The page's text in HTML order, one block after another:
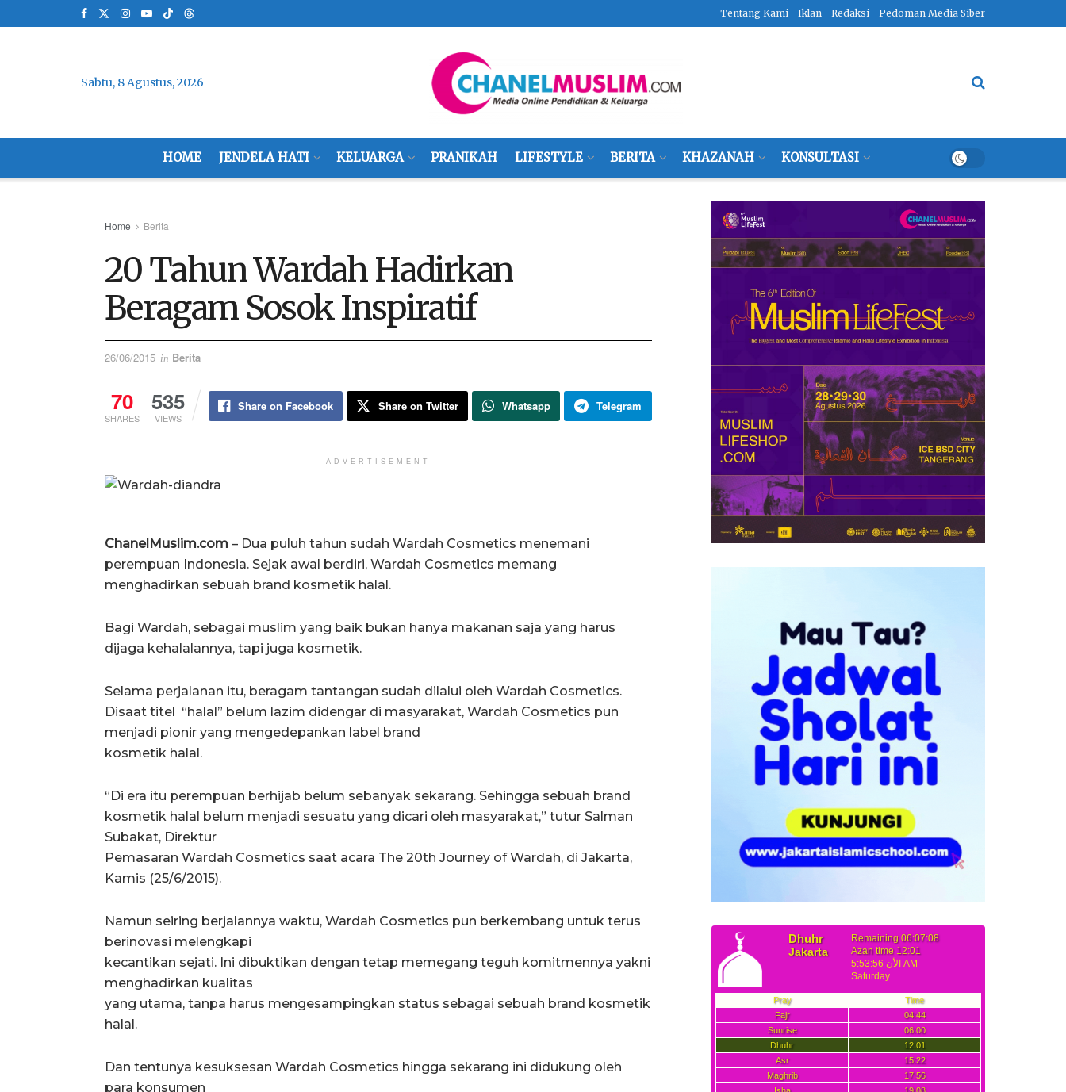
Tentang Kami Iklan Redaksi Pedoman Media Siber
Sabtu, 8 Agustus, 2026
HOME JENDELA HATI KELUARGA PRANIKAH LIFESTYLE BERITA KHAZANAH KONSULTASI
Home Berita
20 Tahun Wardah Hadirkan
Beragam Sosok Inspiratif
26/06/2015 in Berita
70
SHARES
535
VIEWS
Share on Facebook Share on Twitter Whatsapp Telegram
ADVERTISEMENT
ChanelMuslim.com – Dua puluh tahun sudah Wardah Cosmetics menemani
perempuan Indonesia. Sejak awal berdiri, Wardah Cosmetics memang
menghadirkan sebuah brand kosmetik halal.
Bagi Wardah, sebagai muslim yang baik bukan hanya makanan saja yang harus
dijaga kehalalannya, tapi juga kosmetik.
Selama perjalanan itu, beragam tantangan sudah dilalui oleh Wardah Cosmetics.
Disaat titel “halal” belum lazim didengar di masyarakat, Wardah Cosmetics pun
menjadi pionir yang mengedepankan label brand
kosmetik halal.
“Di era itu perempuan berhijab belum sebanyak sekarang. Sehingga sebuah brand
kosmetik halal belum menjadi sesuatu yang dicari oleh masyarakat,” tutur Salman
Subakat, Direktur
Pemasaran Wardah Cosmetics saat acara The 20th Journey of Wardah, di Jakarta,
Kamis (25/6/2015).
Namun seiring berjalannya waktu, Wardah Cosmetics pun berkembang untuk terus
berinovasi melengkapi
kecantikan sejati. Ini dibuktikan dengan tetap memegang teguh komitmennya yakni
menghadirkan kualitas
yang utama, tanpa harus mengesampingkan status sebagai sebuah brand kosmetik
halal.
Dan tentunya kesuksesan Wardah Cosmetics hingga sekarang ini didukung oleh
para konsumen